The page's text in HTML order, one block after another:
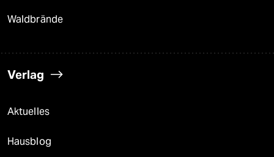
Waldbrände
Verlag
Aktuelles
Hausblog